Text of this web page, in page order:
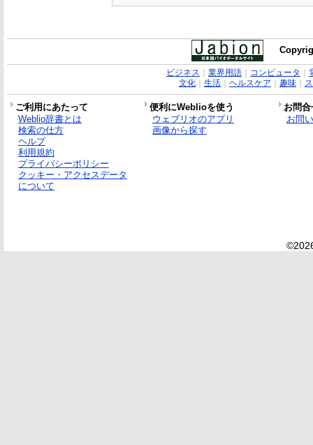
ビジネス 業界用語｜ コンピュータ
文化｜ 生活｜ ヘルスケア 趣味｜
ご利用にあたって 便利にWeblioを使う
お問
Weblio辞書とは
検索の仕方
ヘルプ
利用規約
プライバシーポリシー
クッキー・アクセスデータ
について
ウェブリオのアプリ
画像から探す
お問